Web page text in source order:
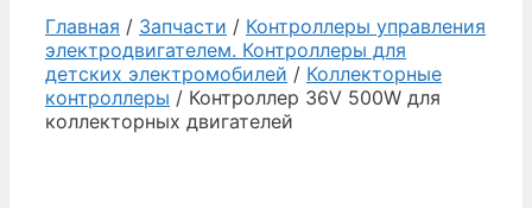
Главная / Запчасти / Контроллеры управления
электродвигателем. Контроллеры для
детских электромобилей / Коллекторные
контроллеры / Контроллер 36V 500W для
коллекторных двигателей